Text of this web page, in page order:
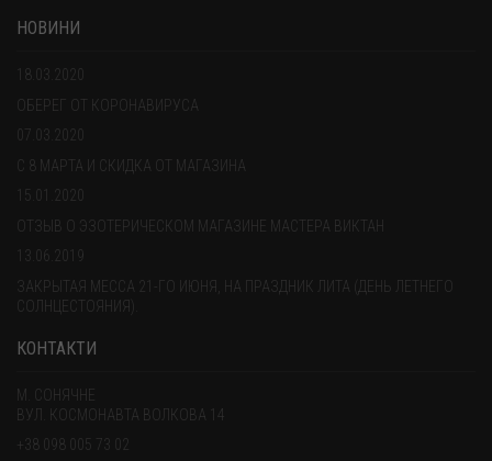
НОВИНИ
18.03.2020
ОБЕРЕГ ОТ КОРОНАВИРУСА
07.03.2020
С 8 МАРТА И СКИДКА ОТ МАГАЗИНА
ОТЗЫВ О ЭЗОТЕРИЧЕСКОМ МАГАЗИНЕ МАСТЕРА ВИКТАН
13.06.2019
ЗАКРЫТАЯ МЕССА 21-ГО ИЮНЯ, НА ПРАЗДНИК ЛИТА (ДЕНЬ ЛЕТНЕГО
СОЛНЦЕСТОЯНИЯ).
КОНТАКТИ
М. СОНЯЧНЕ
ВУЛ. КОСМОНАВТА ВОЛКОВА 14
+38 098 005 73 02